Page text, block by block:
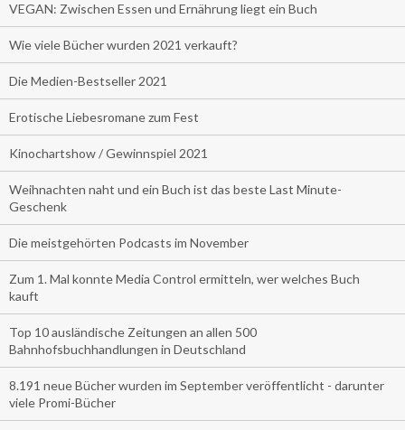
VEGAN: Zwischen Essen und Ernährung liegt ein Buch
Wie viele Bücher wurden 2021 verkauft?
Die Medien-Bestseller 2021
Erotische Liebesromane zum Fest
Kinochartshow / Gewinnspiel 2021
Weihnachten naht und ein Buch ist das beste Last Minute-
Geschenk
Die meistgehörten Podcasts im November
Zum 1. Mal konnte Media Control ermitteln, wer welches Buch
kauft
Top 10 ausländische Zeitungen an allen 500
Bahnhofsbuchhandlungen in Deutschland
8.191 neue Bücher wurden im September veröffentlicht - darunter
viele Promi-Bücher